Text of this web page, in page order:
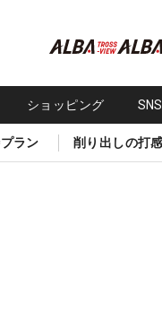
ショッピング
ラン 削り出しの打